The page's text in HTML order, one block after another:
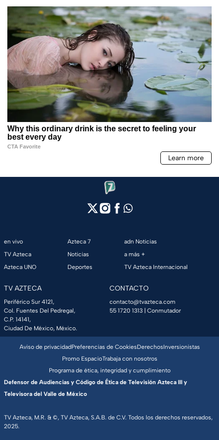
en vivo
TV Azteca
Azteca UNO
Azteca 7
Noticias
Deportes
adn Noticias
a más +
TV Azteca Internacional
TV AZTECA
Periférico Sur 4121,
Col. Fuentes Del Pedregal,
C.P. 14141,
Ciudad De México, México.
CONTACTO
contacto@tvazteca.com
55 1720 1313 | Conmutador
TV Azteca, M.R. & ©, TV Azteca, S.A.B. de C.V. Todos los derechos reservados,
2025.
Aviso de privacidadPreferencias de CookiesDerechosInversionistas
Promo EspacioTrabaja con nosotros
Programa de ética, integridad y cumplimiento
Defensor de Audiencias y Código de Ética de Televisión Azteca III y
Televisora del Valle de México